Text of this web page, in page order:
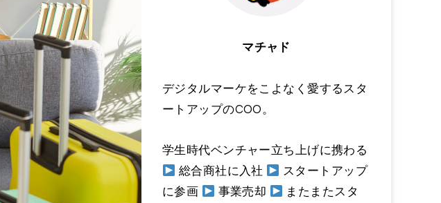
マチャド
デジタルマーケをこよなく愛するスタ
ートアップのCOO。
学生時代ベンチャー立ち上げに携わる
総合商社に入社
スタートアップ
に参画
事業売却
またまたスタ